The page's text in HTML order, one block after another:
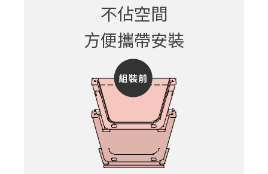
不佔空間
方便攜帶安裝